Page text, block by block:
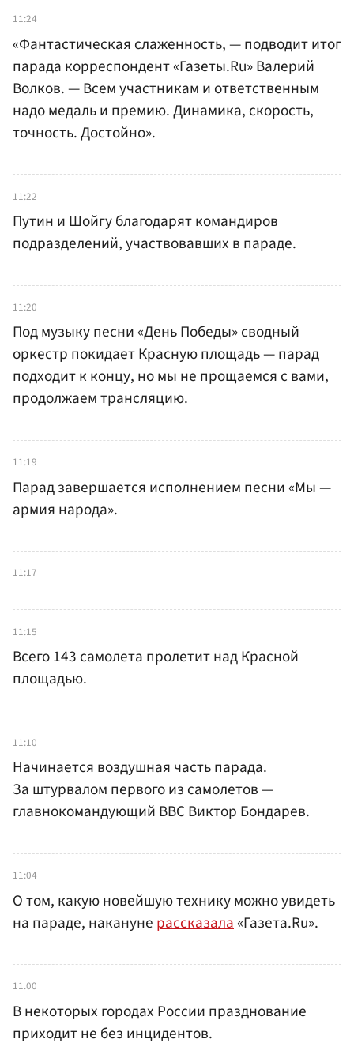
11:24
«Фантастическая слаженность, — подводит итог
парада корреспондент «Газеты.Ru» Валерий
Волков. — Всем участникам и ответственным
надо медаль и премию. Динамика, скорость,
точность. Достойно».
11:22
Путин и Шойгу благодарят командиров
подразделений, участвовавших в параде.
11:20
Под музыку песни «День Победы» сводный
оркестр покидает Красную площадь — парад
подходит к концу, но мы не прощаемся с вами,
продолжаем трансляцию.
11:19
Парад завершается исполнением песни «Мы —
армия народа».
11:17
11:15
Всего 143 самолета пролетит над Красной
площадью.
11:10
Начинается воздушная часть парада.
За штурвалом первого из самолетов —
главнокомандующий ВВС Виктор Бондарев.
11:04
О том, какую новейшую технику можно увидеть
на параде, накануне рассказала«Газета.Ru».
11.00
В некоторых городах России празднование
приходит не без инцидентов.